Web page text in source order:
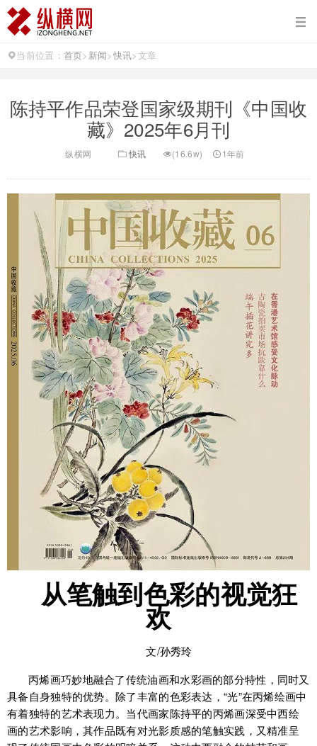
当前位置： 首页> 新闻>快讯>文章
陈持平作品荣登国家级期刊《中国收
藏》2025年6月刊
纵横网 快讯 (16.6w) 1年前
从笔触到色彩的视觉狂
欢
文/孙秀玲
丙烯画巧妙地融合了传统油画和水彩画的部分特性，同时又
具备自身独特的优势。除了丰富的色彩表达，“光”在丙烯绘画中
有着独特的艺术表现力。当代画家陈持平的丙烯画深受中西绘
画的艺术影响，其作品既有对光影质感的笔触实践，又精准呈